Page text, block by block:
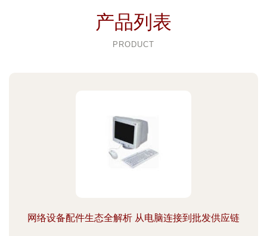
产品列表
PRODUCT
网络设备配件生态全解析 从电脑连接到批发供应链